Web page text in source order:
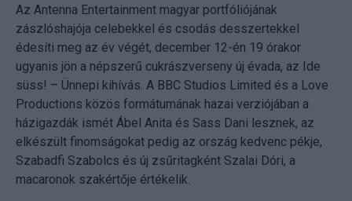
Az Antenna Entertainment magyar portfóliójának
zászlóshajója celebekkel és csodás desszertekkel
édesíti meg az év végét, december 12-én 19 órakor
ugyanis jön a népszerű cukrászverseny új évada, az Ide
süss! – Ünnepi kihívás. A BBC Studios Limited és a Love
Productions közös formátumának hazai verziójában a
házigazdák ismét Ábel Anita és Sass Dani lesznek, az
elkészült finomságokat pedig az ország kedvenc pékje,
Szabadfi Szabolcs és új zsűritagként Szalai Dóri, a
macaronok szakértője értékelik.